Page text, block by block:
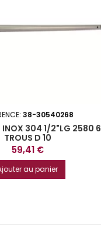
38-30540268
INOX 304 1/2"LG 2580 6
TROUS D 10
Prix
59,41 €
au panier